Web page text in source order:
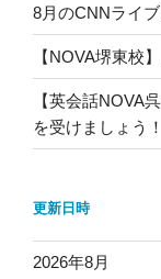
8月のCNNライ
【NOVA堺東
【英会話NOVA
を受けましょう
更新日時
2026年8月